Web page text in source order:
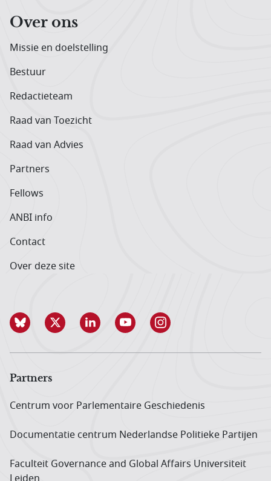
Over ons
Missie en doelstelling
Bestuur
Redactieteam
Raad van Toezicht
Raad van Advies
Partners
Fellows
ANBI info
Contact
Over deze site
Partners
Centrum voor Parlementaire Geschiedenis
Documentatie centrum Neder­landse Politieke Partijen
Faculteit Governance and Global Affairs Universiteit